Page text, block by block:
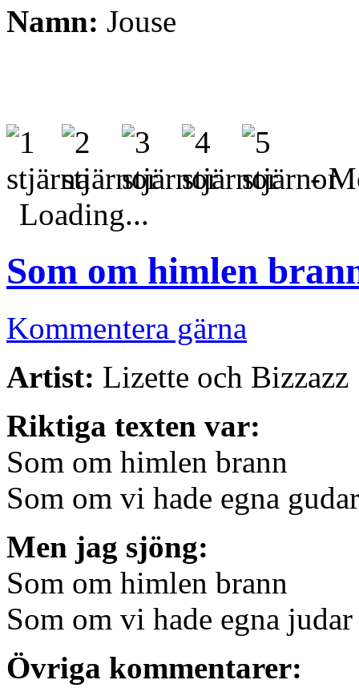
Namn: Jouse
-
Loading...
Som om himlen
Kommentera gärna
Artist: Lizette och Bizzazz
Riktiga texten var:
Som om himlen brann
Som om vi hade egna
Men jag sjöng:
Som om himlen brann
Som om vi hade egna judar
Övriga kommentarer: